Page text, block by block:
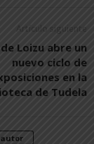
Artículo siguiente
Loizu abre un
nuevo ciclo de
en la
de Tudela